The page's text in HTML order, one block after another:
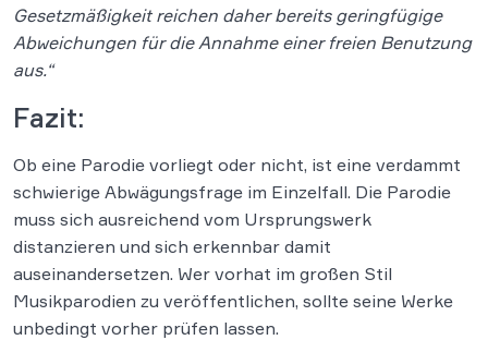
Gesetzmäßigkeit reichen daher bereits geringfügige
Abweichungen für die Annahme einer freien Benutzung
aus.“
Fazit:
Ob eine Parodie vorliegt oder nicht, ist eine verdammt
schwierige Abwägungsfrage im Einzelfall. Die Parodie
muss sich ausreichend vom Ursprungswerk
distanzieren und sich erkennbar damit
auseinandersetzen. Wer vorhat im großen Stil
Musikparodien zu veröffentlichen, sollte seine Werke
unbedingt vorher prüfen lassen.